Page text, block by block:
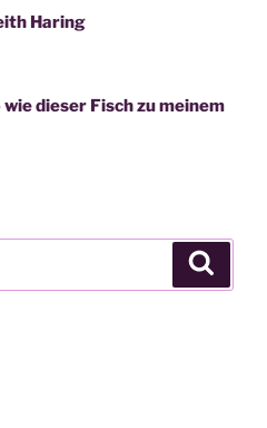
Haring
dieser Fisch zu meinem